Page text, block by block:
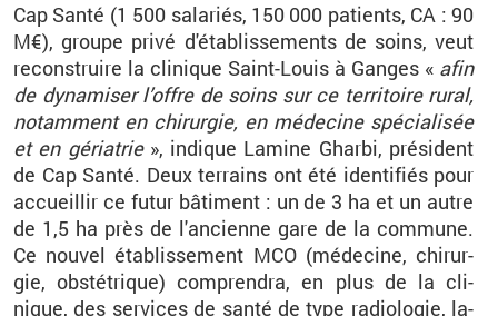
Cap Santé (1 500 sa­la­riés, 150 000 pa­tients, CA : 90
M€), groupe privé d'éta­blis­se­ments de soins, veut
re­cons­truire la cli­nique Saint-Louis à Ganges « afin
de dy­na­mi­ser l’offre de soins sur ce ter­ri­toire rural,
no­tam­ment en chi­rur­gie, en mé­de­cine spé­cia­li­sée
et en gé­ria­trie», in­dique La­mine Gharbi, pré­sident
de Cap Santé. Deux ter­rains ont été iden­ti­fiés pour
ac­cueillir ce futur bâ­ti­ment : un de 3 ha et un autre
de 1,5 ha près de l'an­cienne gare de la com­mune.
Ce nou­vel éta­blis­se­ment MCO (mé­de­cine, chi­rur­
gie, obs­té­trique) com­pren­dra, en plus de la cli­
nique, des ser­vices de santé de type ra­dio­lo­gie, la­